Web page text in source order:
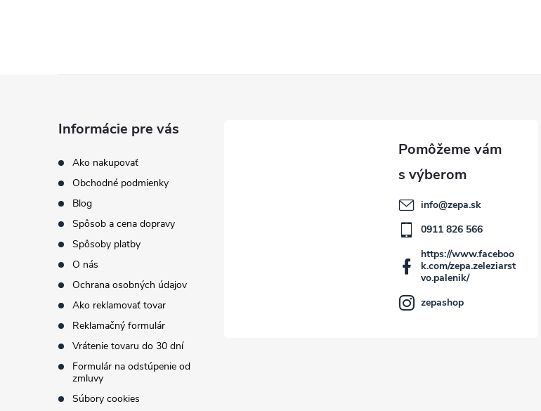
Informácie pre vás
Ako nakupovať
Obchodné podmienky
Blog
Spôsob a cena dopravy
Spôsoby platby
O nás
Ochrana osobných údajov
Ako reklamovať tovar
Reklamačný formulár
Vrátenie tovaru do 30 dní
Formulár na odstúpenie od
zmluvy
Súbory cookies
info@zepa.sk
0911 826 566
https://www.faceboo
k.com/zepa.zeleziarst
vo.palenik/
zepashop